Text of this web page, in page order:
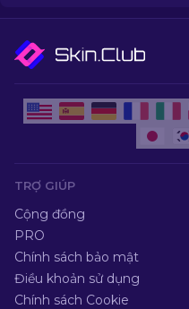
TRỢ GIÚP
Cộng đồng
PRO
Chính sách bảo mật
Điều khoản sử dụng
Chính sách Cookie